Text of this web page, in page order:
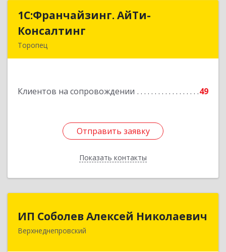
1С:Франчайзинг. АйТи-
Консалтинг
Торопец
Клиентов на сопровождении 49
Отправить заявку
Показать контакты
1С:Франчайзинг. АйТи-
Подробнее
Отправить заявку
Назад
ИП Соболев Алексей Николаевич
Верхнеднепровский
ИП Соболев Алексей Николаевич